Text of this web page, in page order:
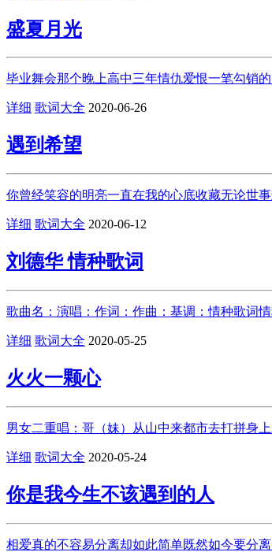
盛夏月光
毕业舞会那个晚上高中三年情仇爱恨一笔勾销
详细 歌词大全 2020-06-26
遇到希望
你曾经笑容的明亮一直在我的心底收藏无论世
详细 歌词大全 2020-06-12
刘德华 情种歌词
歌曲名：演唱：作词：作曲：基调：情种歌词
详细 歌词大全 2020-05-25
火火一颗心
男女二重唱：哥（妹）从山中来都市去打拼身
详细 歌词大全 2020-05-24
你是我今生不该遇到的人
相爱真的不容易分离却如此简单既然如今要分